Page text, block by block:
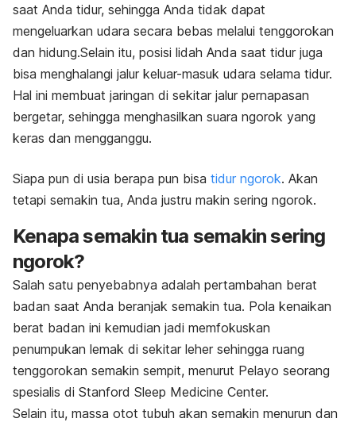
saat Anda tidur, sehingga Anda tidak dapat
mengeluarkan udara secara bebas melalui tenggorokan
dan hidung.Selain itu, posisi lidah Anda saat tidur juga
bisa menghalangi jalur keluar-masuk udara selama tidur.
Hal ini membuat jaringan di sekitar jalur pernapasan
bergetar, sehingga menghasilkan suara ngorok yang
keras dan mengganggu.
Siapa pun di usia berapa pun bisa tidur ngorok. Akan
tetapi semakin tua, Anda justru makin sering ngorok.
Kenapa semakin tua semakin sering
ngorok?
Salah satu penyebabnya adalah pertambahan berat
badan saat Anda beranjak semakin tua. Pola kenaikan
berat badan ini kemudian jadi memfokuskan
penumpukan lemak di sekitar leher sehingga ruang
tenggorokan semakin sempit, menurut Pelayo seorang
spesialis di Stanford Sleep Medicine Center.
Selain itu, massa otot tubuh akan semakin menurun dan